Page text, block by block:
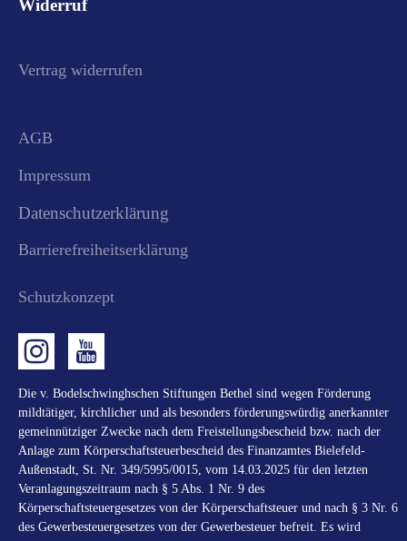
Widerruf
Vertrag widerrufen
AGB
Impressum
Datenschutzerklärung
Barrierefreiheitserklärung
Schutzkonzept
Die v. Bodelschwinghschen Stiftungen Bethel sind wegen Förderung
mildtätiger, kirchlicher und als besonders förderungswürdig anerkannter
gemeinnütziger Zwecke nach dem Freistellungsbescheid bzw. nach der
Anlage zum Körperschaftsteuerbescheid des Finanzamtes Bielefeld-
Außenstadt, St. Nr. 349/5995/0015, vom 14.03.2025 für den letzten
Veranlagungszeitraum nach § 5 Abs. 1 Nr. 9 des
Körperschaftsteuergesetzes von der Körperschaftsteuer und nach § 3 Nr. 6
des Gewerbesteuergesetzes von der Gewerbesteuer befreit. Es wird